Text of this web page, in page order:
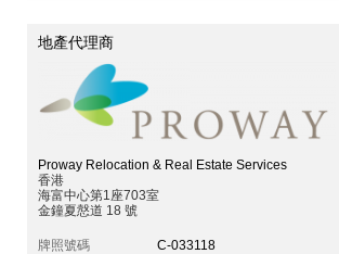
地產代理商
Proway Relocation & Real Estate Services
香港
海富中心第1座703室
金鐘夏慤道 18 號
牌照號碼
C-033118